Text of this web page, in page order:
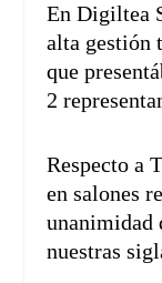
En Digiltea
alta gestión
que
2
Respecto a
en salones
unanimidad
nuestras